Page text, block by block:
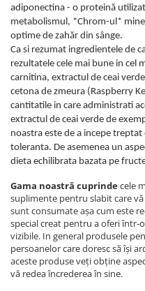
adiponectina - o proteină
metabolismul, *Chrom-ul*
optime de zahăr din sânge.
Ca si rezumat ingredientele de
rezultatele cele mai bune in cel
carnitina, extractul de ceai
cetona de zmeura (Raspberry
cantitatile in care administrati
extractul de ceai verde de
noastra este de a incepe
toleranta. De asemenea un
dieta echilibrata bazata pe
Gama noastră cuprindecele
suplimente pentru slabit care
sunt consumate așa cum este
special creat pentru a oferi
vizibile. In general produsele
persoanelor care doresc să își
aceste produse veți obține
vă redea încrederea în sine.